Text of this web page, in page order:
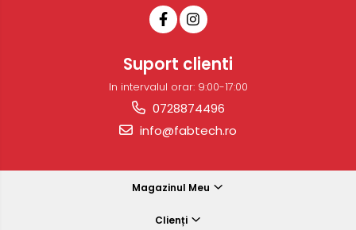
Suport clienti
In intervalul orar: 9:00-17:00
0728874496
info@fabtech.ro
Magazinul Meu
Clienți